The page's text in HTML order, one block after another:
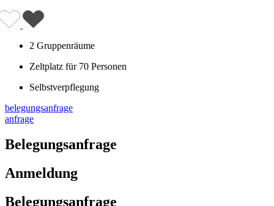
2 Gruppenräume
Zeltplatz für 70 Personen
Selbstverpflegung
belegungsanfrage
anfrage
Belegungsanfrage
Anmeldung
Belegungsanfrage